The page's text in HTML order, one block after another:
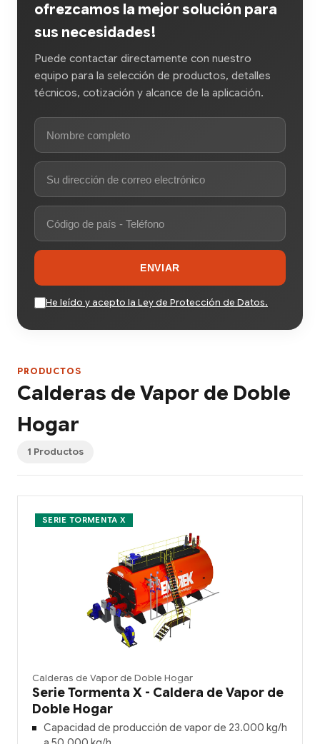
ofrezcamos la mejor solución para
sus necesidades!
Puede contactar directamente con nuestro
equipo para la selección de productos, detalles
técnicos, cotización y alcance de la aplicación.
ENVIAR
He leído y acepto la Ley de Protección de Datos.
PRODUCTOS
Calderas de Vapor de Doble
Hogar
1 Productos
SERIE TORMENTA X
Calderas de Vapor de Doble Hogar
Serie Tormenta X - Caldera de Vapor de
Doble Hogar
Capacidad de producción de vapor de 23.000 kg/h